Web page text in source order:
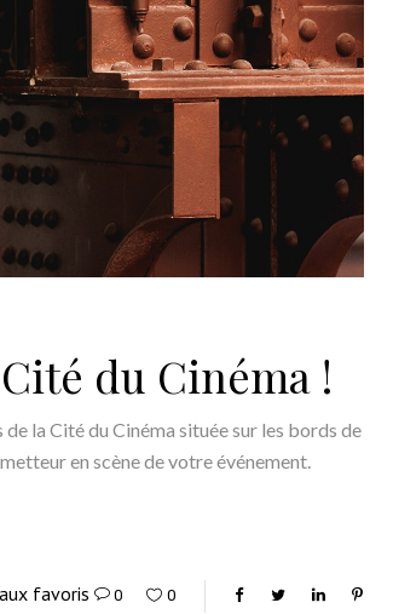
du Cinéma !
la Cité du Cinéma située sur les bords de
en scène de votre événement.
favoris 0 0